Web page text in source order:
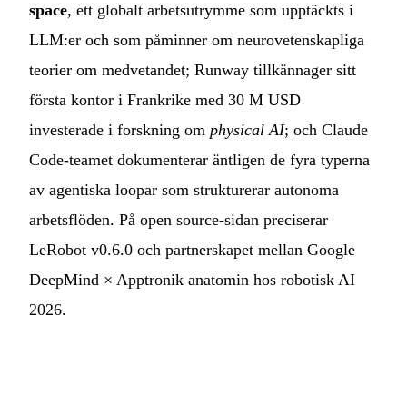
space, ett globalt arbetsutrymme som upptäckts i
LLM:er och som påminner om neurovetenskapliga
teorier om medvetandet; Runway tillkännager sitt
första kontor i Frankrike med 30 M USD
investerade i forskning om physical AI; och Claude
Code-teamet dokumenterar äntligen de fyra typerna
av agentiska loopar som strukturerar autonoma
arbetsflöden. På open source-sidan preciserar
LeRobot v0.6.0 och partnerskapet mellan Google
DeepMind × Apptronik anatomin hos robotisk AI
2026.